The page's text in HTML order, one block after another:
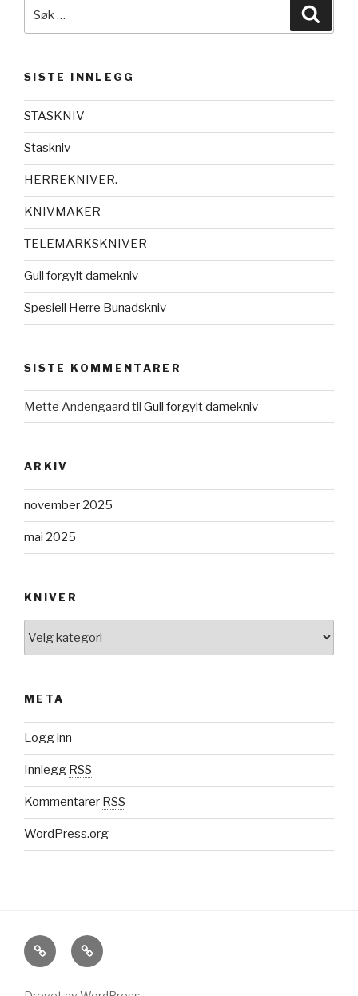
SISTE INNLEGG
STASKNIV
Staskniv
HERREKNIVER.
KNIVMAKER
TELEMARKSKNIVER
Gull forgylt damekniv
Spesiell Herre Bunadskniv
SISTE KOMMENTARER
Mette Andengaard til Gull forgylt damekniv
ARKIV
november 2025
mai 2025
KNIVER
META
Logg inn
Innlegg RSS
Kommentarer RSS
WordPress.org
OM
MEG
KONTAKT